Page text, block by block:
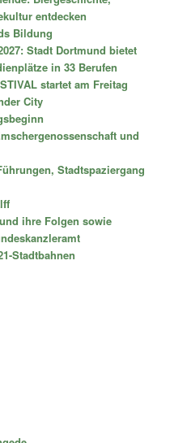
entdecken
Bildung
Stadt Dortmund bietet
in 33 Berufen
startet am Freitag
City
und
Stadtspaziergang
ihre Folgen sowie
Stadtbahnen